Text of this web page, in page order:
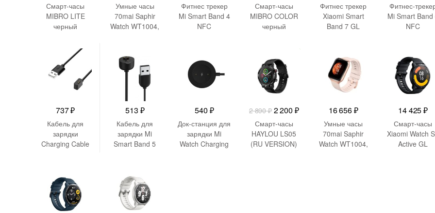
Смарт-часы
MIBRO LITE
черный
Умные часы
70mai Saphir
Watch WT1004,
Фитнес трекер
Mi Smart Band 4
NFC
Смарт-часы
MIBRO COLOR
черный
Фитнес трекер
Xiaomi Smart
Band 7 GL
Фитнес-
Mi Smart Band
NFC
737₽
Кабель для
зарядки
Charging Cable
(BHR5497GL)
513 ₽
Кабель для
зарядки Mi
Smart Band 5
(BHR4641GL)
540 ₽
Док-станция для
зарядки Mi
Watch Charging
2 890₽ Первоначальная
цена
составляла
2
2 200 ₽Текущая
200 ₽.
Смарт-часы
HAYLOU LS05
(RU VERSION)
16 656₽
Умные часы
70mai Saphir
Watch WT1004,
14 425₽
Смарт-часы
Xiaomi Watch
Active GL